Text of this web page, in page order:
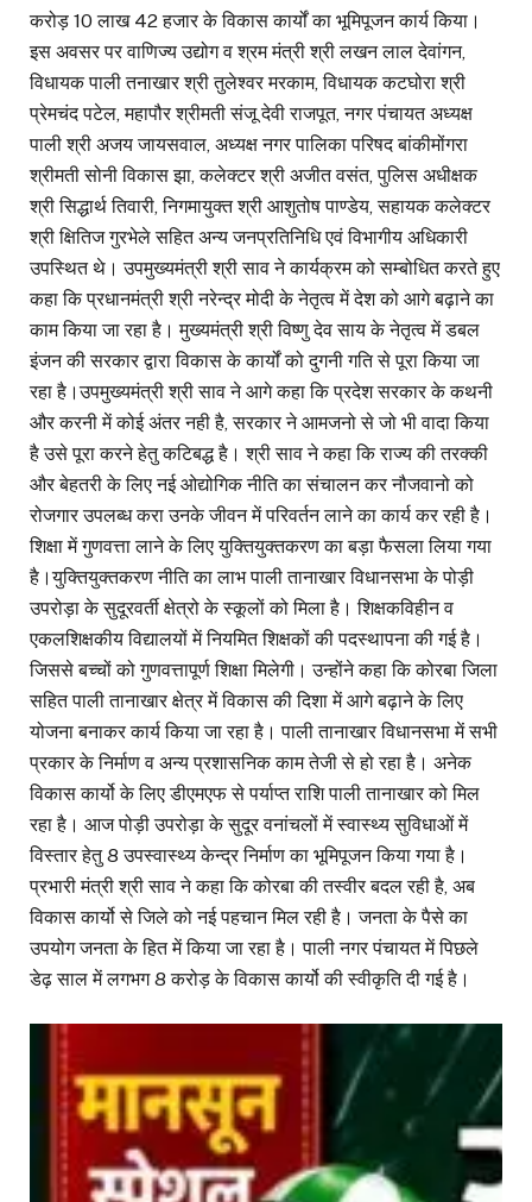
करोड़ 10 लाख 42 हजार के विकास कार्यों का भूमिपूजन कार्य किया।
इस अवसर पर वाणिज्य उद्योग व श्रम मंत्री श्री लखन लाल देवांगन,
विधायक पाली तनाखार श्री तुलेश्वर मरकाम, विधायक कटघोरा श्री
प्रेमचंद पटेल, महापौर श्रीमती संजू देवी राजपूत, नगर पंचायत अध्यक्ष
पाली श्री अजय जायसवाल, अध्यक्ष नगर पालिका परिषद बांकीमोंगरा
श्रीमती सोनी विकास झा, कलेक्टर श्री अजीत वसंत, पुलिस अधीक्षक
श्री सिद्धार्थ तिवारी, निगमायुक्त श्री आशुतोष पाण्डेय, सहायक कलेक्टर
श्री क्षितिज गुरभेले सहित अन्य जनप्रतिनिधि एवं विभागीय अधिकारी
उपस्थित थे। उपमुख्यमंत्री श्री साव ने कार्यक्रम को सम्बोधित करते हुए
कहा कि प्रधानमंत्री श्री नरेन्द्र मोदी के नेतृत्व में देश को आगे बढ़ाने का
काम किया जा रहा है। मुख्यमंत्री श्री विष्णु देव साय के नेतृत्व में डबल
इंजन की सरकार द्वारा विकास के कार्यों को दुगनी गति से पूरा किया जा
रहा है।उपमुख्यमंत्री श्री साव ने आगे कहा कि प्रदेश सरकार के कथनी
और करनी में कोई अंतर नही है, सरकार ने आमजनो से जो भी वादा किया
है उसे पूरा करने हेतु कटिबद्ध है। श्री साव ने कहा कि राज्य की तरक्की
और बेहतरी के लिए नई ओद्योगिक नीति का संचालन कर नौजवानो को
रोजगार उपलब्ध करा उनके जीवन में परिवर्तन लाने का कार्य कर रही है।
शिक्षा में गुणवत्ता लाने के लिए युक्तियुक्तकरण का बड़ा फैसला लिया गया
है।युक्तियुक्तकरण नीति का लाभ पाली तानाखार विधानसभा के पोड़ी
उपरोड़ा के सुदूरवर्ती क्षेत्रो के स्कूलों को मिला है। शिक्षकविहीन व
एकलशिक्षकीय विद्यालयों में नियमित शिक्षकों की पदस्थापना की गई है।
जिससे बच्चों को गुणवत्तापूर्ण शिक्षा मिलेगी। उन्होंने कहा कि कोरबा जिला
सहित पाली तानाखार क्षेत्र में विकास की दिशा में आगे बढ़ाने के लिए
योजना बनाकर कार्य किया जा रहा है। पाली तानाखार विधानसभा में सभी
प्रकार के निर्माण व अन्य प्रशासनिक काम तेजी से हो रहा है। अनेक
विकास कार्यो के लिए डीएमएफ से पर्याप्त राशि पाली तानाखार को मिल
रहा है। आज पोड़ी उपरोड़ा के सुदूर वनांचलों में स्वास्थ्य सुविधाओं में
विस्तार हेतु 8 उपस्वास्थ्य केन्द्र निर्माण का भूमिपूजन किया गया है।
प्रभारी मंत्री श्री साव ने कहा कि कोरबा की तस्वीर बदल रही है, अब
विकास कार्यो से जिले को नई पहचान मिल रही है। जनता के पैसे का
उपयोग जनता के हित में किया जा रहा है। पाली नगर पंचायत में पिछले
डेढ़ साल में लगभग 8 करोड़ के विकास कार्यो की स्वीकृति दी गई है।